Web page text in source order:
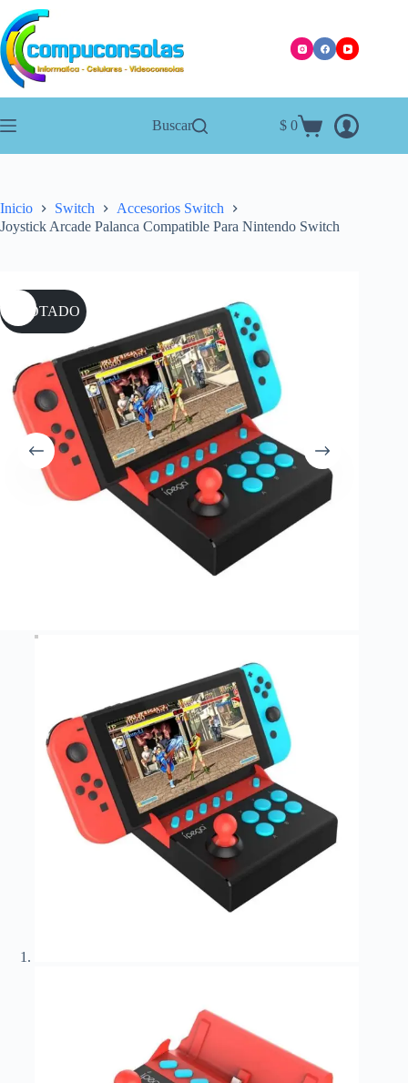
Saltar
al
contenido
Buscar
Carro
$ 0
Inicio Switch
Accesorios Switch
Joystick Arcade Palanca Compatible Para Nintendo Switch
AGOTADO